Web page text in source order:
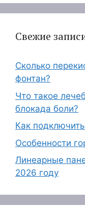
Свежие
Сколько
фонтан?
Что такое
блокада боли?
Как
Особенности
Линеарные
2026 году